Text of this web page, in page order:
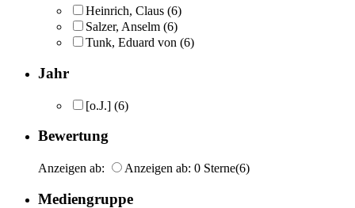
Heinrich, Claus (6)
Salzer, Anselm (6)
Tunk, Eduard von (6)
Jahr
[o.J.] (6)
Bewertung
Anzeigen ab: Anzeigen ab: 0 Sterne(6)
Mediengruppe